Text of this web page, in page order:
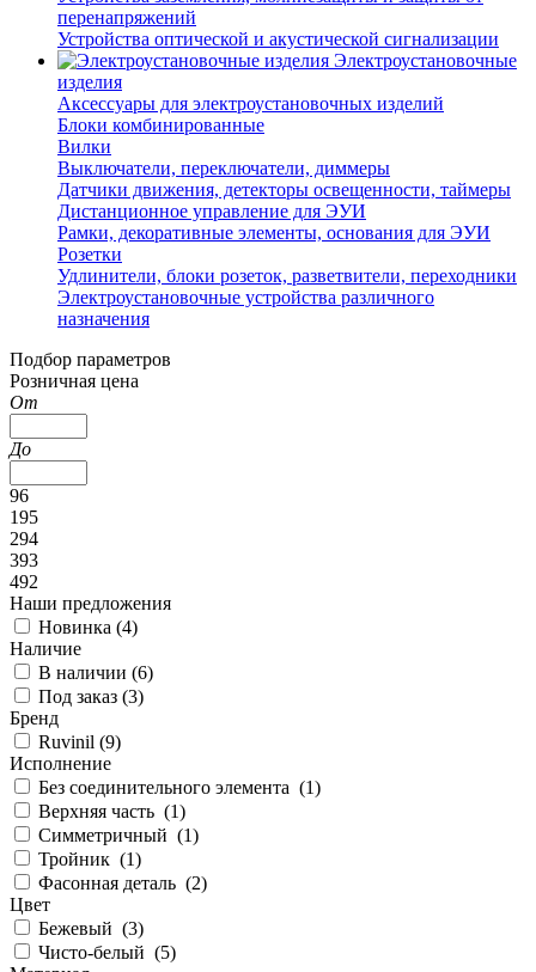
перенапряжений
Устройства оптической и акустической сигнализации
Электроустановочные
изделия
Аксессуары для электроустановочных изделий
Блоки комбинированные
Вилки
Выключатели, переключатели, диммеры
Датчики движения, детекторы освещенности, таймеры
Дистанционное управление для ЭУИ
Рамки, декоративные элементы, основания для ЭУИ
Розетки
Удлинители, блоки розеток, разветвители, переходники
Электроустановочные устройства различного
назначения
Подбор параметров
Розничная цена
От
До
96
195
294
393
492
Наши предложения
Новинка (4)
Наличие
В наличии (6)
Под заказ (3)
Бренд
Ruvinil (9)
Исполнение
Без соединительного элемента (1)
Верхняя часть (1)
Симметричный (1)
Тройник (1)
Фасонная деталь (2)
Цвет
Бежевый (3)
Чисто-белый (5)